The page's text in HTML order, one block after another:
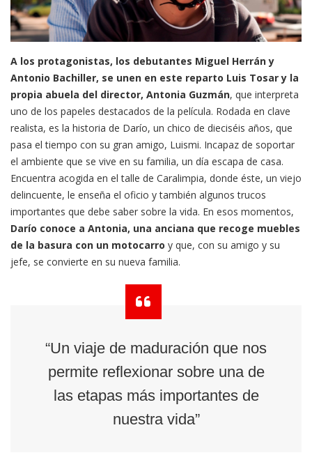
A los protagonistas, los debutantes Miguel Herrán y
Antonio Bachiller, se unen en este reparto Luis Tosar y la
propia abuela del director, Antonia Guzmán, que interpreta
uno de los papeles destacados de la película. Rodada en clave
realista, es la historia de Darío, un chico de dieciséis años, que
pasa el tiempo con su gran amigo, Luismi. Incapaz de soportar
el ambiente que se vive en su familia, un día escapa de casa.
Encuentra acogida en el talle de Caralimpia, donde éste, un viejo
delincuente, le enseña el oficio y también algunos trucos
importantes que debe saber sobre la vida. En esos momentos,
Darío conoce a Antonia, una anciana que recoge muebles
de la basura con un motocarro y que, con su amigo y su
jefe, se convierte en su nueva familia.
“Un viaje de maduración que nos
permite reflexionar sobre una de
las etapas más importantes de
nuestra vida”